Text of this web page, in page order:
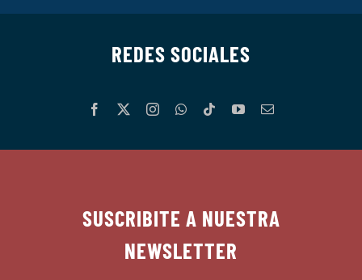
REDES SOCIALES
SUSCRIBITE A NUESTRA
NEWSLETTER